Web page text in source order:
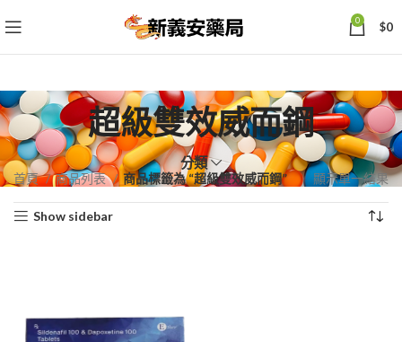
0 $0
超級雙效威而鋼
分類
首頁 商品列表 商品標籤為 “超級雙效威而鋼” 顯示單一結果
Show sidebar